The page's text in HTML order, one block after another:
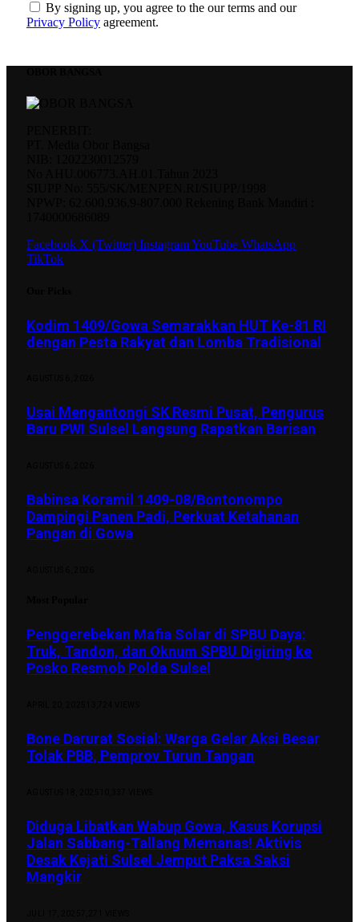
By signing up, you agree to the our terms and our
Privacy Policy agreement.
Facebook X (Twitter) InstagramYouTube WhatsApp
TikTok
Kodim 1409/Gowa Semarakkan HUT Ke-81 RI
dengan Pesta Rakyat dan Lomba Tradisional
Usai Mengantongi SK Resmi Pusat, Pengurus
Baru PWI Sulsel Langsung Rapatkan Barisan
Babinsa Koramil 1409-08/Bontonompo
Dampingi Panen Padi, Perkuat Ketahanan
Pangan di Gowa
Penggerebekan Mafia Solar di SPBU Daya:
Truk, Tandon, dan Oknum SPBU Digiring ke
Posko Resmob Polda Sulsel
Bone Darurat Sosial: Warga Gelar Aksi Besar
Tolak PBB, Pemprov Turun Tangan
Diduga Libatkan Wabup Gowa, Kasus Korupsi
Jalan Sabbang-Tallang Memanas! Aktivis
Desak Kejati Sulsel Jemput Paksa Saksi
Mangkir